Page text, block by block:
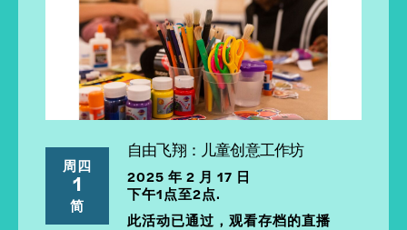
周四
1
简
自由飞翔：儿童创意工作坊
2025 年 2 月 17 日
下午1点至2点.
此活动已通过，观看存档的直播